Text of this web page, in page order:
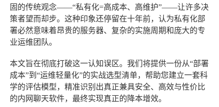
固的传统观念——“私有化=高成本、高维护”——让许多决
策者望而却步。这种印象还停留在十年前，认为私有化部
署必然意味着昂贵的服务器、复杂的实施周期和庞大的专
业运维团队。
本文旨在彻底打破这一认知误区。我们将提供一份从“部署
成本”到“运维轻量化”的实战选型清单，帮助您建立一套科
学的评估模型，精准识别出真正兼具安全、高效与性价比
的内网聊天软件，最终实现真正的降本增效。